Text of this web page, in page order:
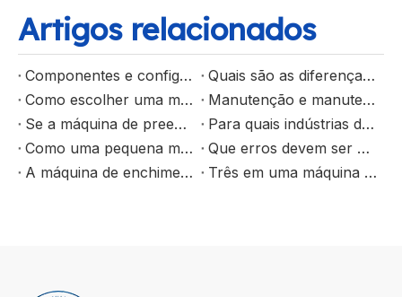
Artigos relacionados
Componentes e configuração de uma máquina de enchimento de água purificada
Quais são as diferenças entre água mineral e água purificada?
Como escolher uma máquina de enchimento razoável？
Manutenção e manutenção da máquina de enchimento de água de garrafa
Se a máquina de preenchimento de óleo comestível para barril parar durante o processo de enchimento, não ignore esses pontos
Para quais indústrias de produtos são máquinas de enchimento quantitativas de material líquido adequadas?
Como uma pequena máquina de enchimento de óleo comestível deve ser selecionada?
Que erros devem ser evitados ao operar o equipamento de enchimento de água potável？
A máquina de enchimento Jindayuan será revelada na Feira Canton
Três em uma máquina de preenchimento de bebidas